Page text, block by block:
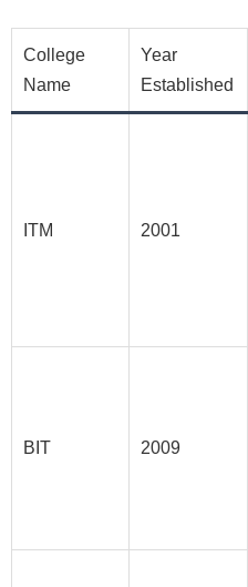
College
Name
Year
Established
ITM 2001
BIT 2009